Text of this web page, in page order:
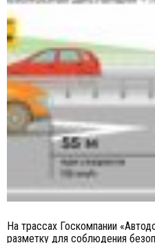
На трассах Госкомпании
разметку для соблюдения